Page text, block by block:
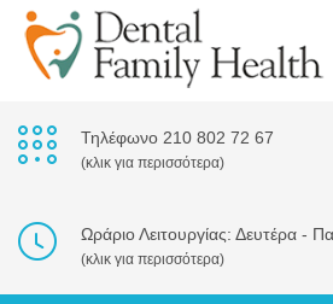
Τηλέφωνο 210 802 72 67
(κλικ για περισσότερα)
Ωράριο Λειτουργίας: Δευτέρα -
(κλικ για περισσότερα)